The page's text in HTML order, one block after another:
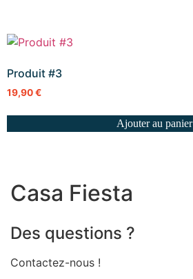
Produit #3
19,90€
Ajouter au panier
Casa Fiesta
Des questions ?
Contactez-nous !